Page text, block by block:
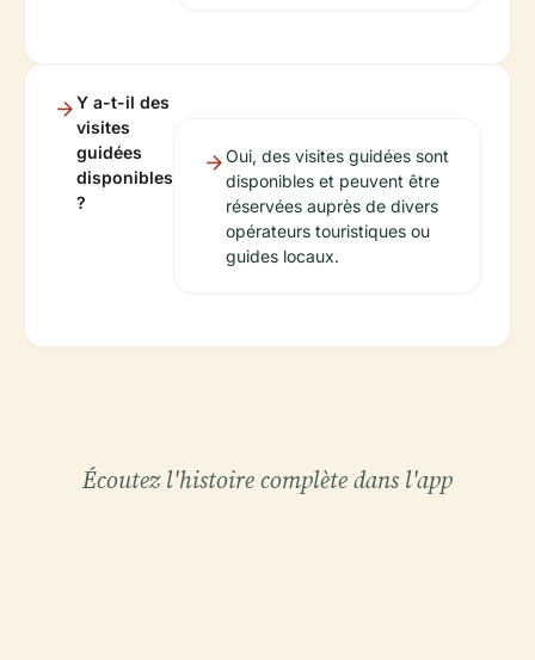
Y a-t-il des
visites
guidées
disponibles
?
Oui, des visites guidées sont
disponibles et peuvent être
réservées auprès de divers
opérateurs touristiques ou
guides locaux.
Écoutez l'histoire complète dans l'app